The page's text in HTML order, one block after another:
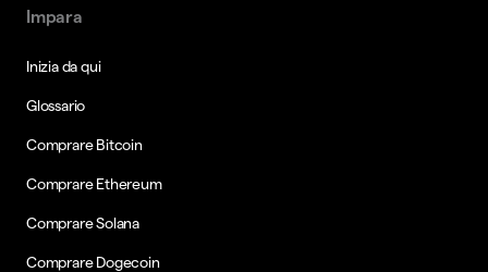
Impara
Inizia da qui
Glossario
Comprare Bitcoin
Comprare Ethereum
Comprare Solana
Comprare Dogecoin